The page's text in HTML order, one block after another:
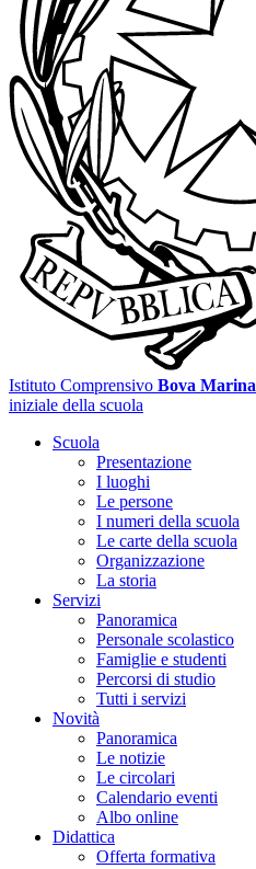
Istituto Comprensivo Bova Marina
iniziale della scuola
Scuola
Presentazione
I luoghi
Le persone
I numeri della scuola
Le carte della scuola
Organizzazione
La storia
Servizi
Panoramica
Personale scolastico
Famiglie e studenti
Percorsi di studio
Tutti i servizi
Novità
Panoramica
Le notizie
Le circolari
Calendario eventi
Albo online
Didattica
Offerta formativa